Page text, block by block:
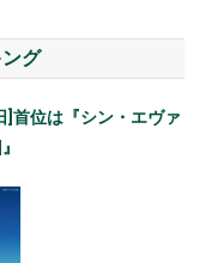
グ
]首位は『シン・エヴァ